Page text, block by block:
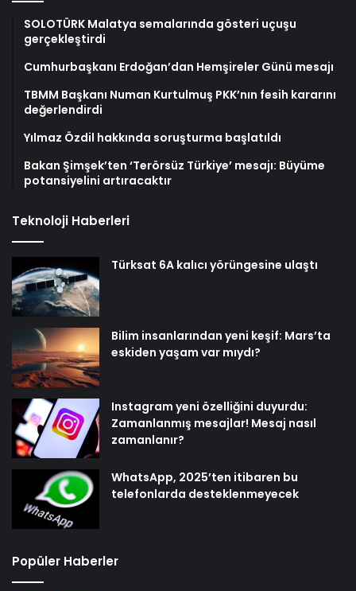
SOLOTÜRK Malatya semalarında gösteri uçuşu
gerçekleştirdi
Cumhurbaşkanı Erdoğan’dan Hemşireler Günü mesajı
TBMM Başkanı Numan Kurtulmuş PKK’nın fesih kararını
değerlendirdi
Yılmaz Özdil hakkında soruşturma başlatıldı
Bakan Şimşek’ten ‘Terörsüz Türkiye’ mesajı: Büyüme
potansiyelini artıracaktır
Teknoloji Haberleri
Türksat 6A kalıcı yörüngesine ulaştı
Bilim insanlarından yeni keşif: Mars’ta
eskiden yaşam var mıydı?
Instagram yeni özelliğini duyurdu:
Zamanlanmış mesajlar! Mesaj nasıl
zamanlanır?
WhatsApp, 2025’ten itibaren bu
telefonlarda desteklenmeyecek
Popüler Haberler